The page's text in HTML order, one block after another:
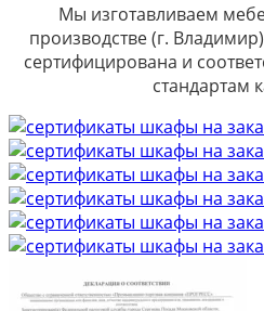
Мы изготавливаем
производстве (г.
сертифицирована и
стандартам